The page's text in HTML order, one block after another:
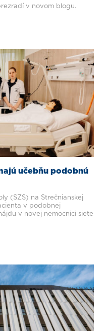
v novom blogu.
učebňu podobnú
(SZŠ) na Strečnianskej
v podobnej
v novej nemocnici siete